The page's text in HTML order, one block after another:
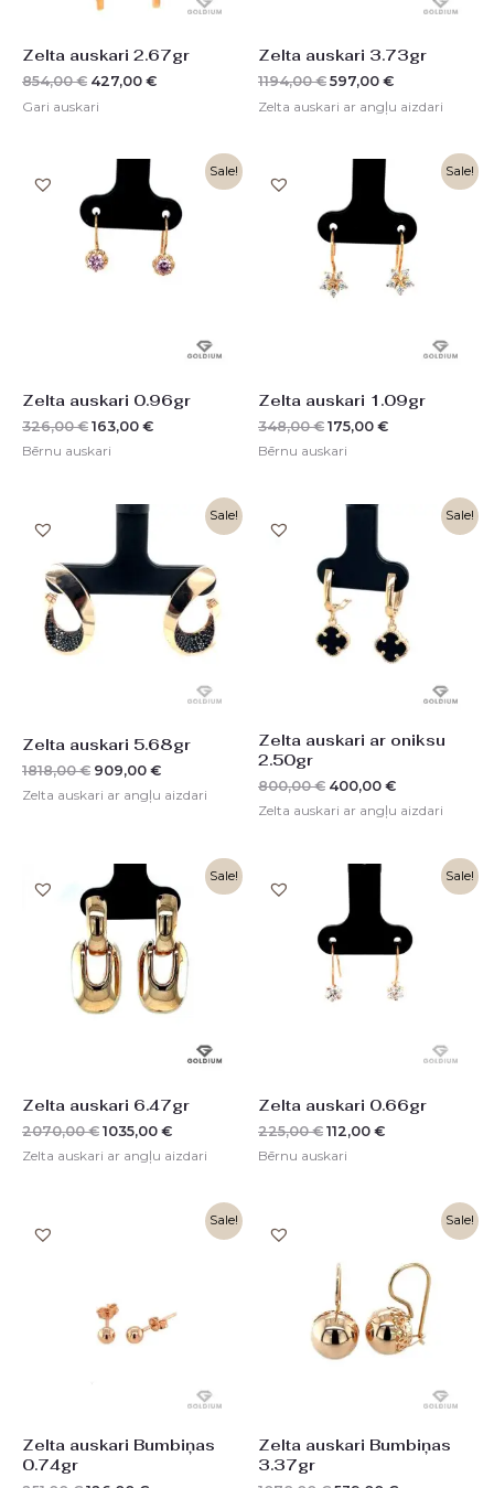
Zelta auskari 2.67gr
854,00€ 427,00 €
Gari auskari
Zelta auskari 3.73gr
1194,00€ 597,00 €
Zelta auskari ar angļu aizdari
Sale!
Zelta auskari 0.96gr
326,00€
Original
price
was:
326,00 €.
163,00 €
Current
is:
163,00 €.
Bērnu auskari
Sale!
Zelta auskari 1.09gr
348,00€
Original
price
was:
348,00 €.
175,00 €
Current
is:
175,00 €.
Bērnu auskari
Sale!
Zelta auskari 5.68gr
1818,00€
Original
1818,00 €.
909,00 €
Current
909,00 €.
Zelta auskari ar angļu aizdari
Sale!
Zelta auskari ar oniksu
2.50gr
800,00€
Original
was:
800,00 €.
400,00 €
Current
400,00 €.
Zelta auskari ar angļu aizdari
Sale!
Zelta auskari 6.47gr
2070,00€
Original
price
was:
2070,00 €.
1035,00 €
Current
price
is:
1035,00 €.
Zelta auskari ar angļu aizdari
Sale!
Zelta auskari 0.66gr
225,00€
Original
price
was:
225,00 €.
112,00 €
Current
112,00 €.
Bērnu auskari
Sale!
Zelta auskari Bumbiņas
0.74gr
Current
Sale!
Zelta auskari Bumbiņas
3.37gr
1078,00 €.
Current
539,00 €.